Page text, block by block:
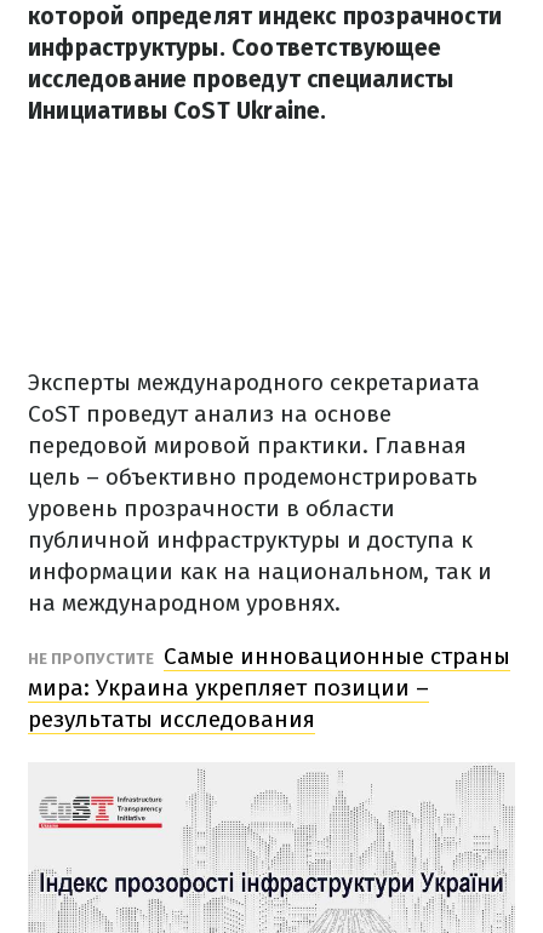
которой определят индекс прозрачности
инфраструктуры. Соответствующее
исследование проведут специалисты
Инициативы CoST Ukraine.
Эксперты международного секретариата
CoST проведут анализ на основе
передовой мировой практики. Главная
цель – объективно продемонстрировать
уровень прозрачности в области
публичной инфраструктуры и доступа к
информации как на национальном, так и
на международном уровнях.
НЕ ПРОПУСТИТЕ Самые инновационные страны
мира: Украина укрепляет позиции –
результаты исследования